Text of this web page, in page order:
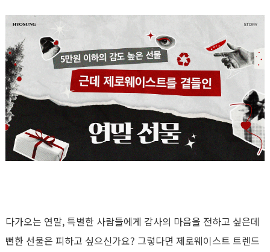
다가오는 연말, 특별한 사람들에게 감사의 마음을 전하고 싶은데
뻔한 선물은 피하고 싶으신가요? 그렇다면 제로웨이스트 트렌드